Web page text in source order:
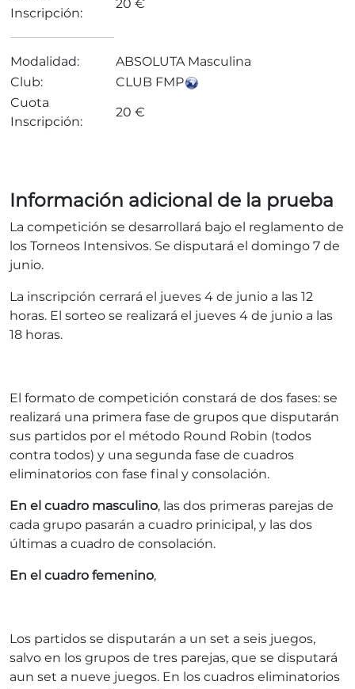
Inscripción:
20 €
Modalidad:
ABSOLUTA Masculina
Club:
CLUB FMP
Cuota
Inscripción:
20 €
Información adicional de la prueba
La competición se desarrollará bajo el reglamento de
los Torneos Intensivos. Se disputará el domingo 7 de
junio.
La inscripción cerrará el jueves 4 de junio a las 12
horas. El sorteo se realizará el jueves 4 de junio a las
18 horas.
El formato de competición constará de dos fases: se
realizará una primera fase de grupos que disputarán
sus partidos por el método Round Robin (todos
contra todos) y una segunda fase de cuadros
eliminatorios con fase final y consolación.
En el cuadro masculino, las dos primeras parejas de
cada grupo pasarán a cuadro prinicipal, y las dos
últimas a cuadro de consolación.
En el cuadro femenino,
Los partidos se disputarán a un set a seis juegos,
salvo en los grupos de tres parejas, que se disputará
aun set a nueve juegos. En los cuadros eliminatorios